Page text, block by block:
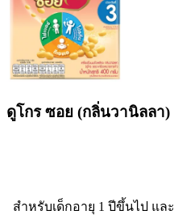
ดูโกร ซอย (กลิ่นวานิลลา)
สำหรับเด็กอายุ 1 ปีขึ้นไป และ